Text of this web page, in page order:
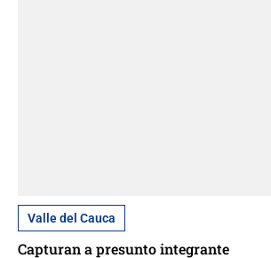
Valle del Cauca
Capturan a presunto integrante